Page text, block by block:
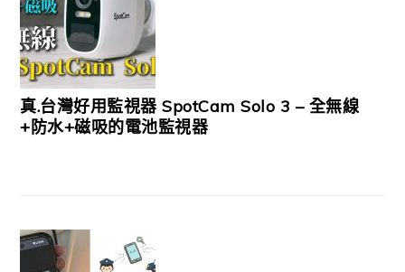
真.台灣好用監視器 SpotCam Solo 3 – 全無線
+防水+磁吸的電池監視器